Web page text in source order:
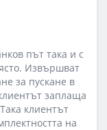
път така и с
Извършват
за пускане в
заплаща
клиентът
на